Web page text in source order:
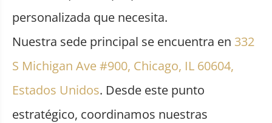
personalizada que necesita.
Nuestra sede principal se encuentra en 332
S Michigan Ave #900, Chicago, IL 60604,
Estados Unidos. Desde este punto
estratégico, coordinamos nuestras